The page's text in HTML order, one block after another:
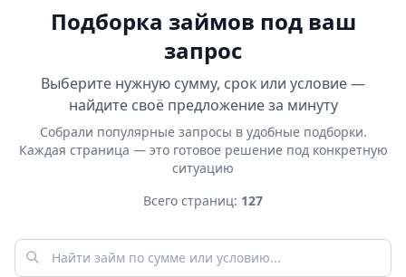
Подборка займов под ваш
запрос
Выберите нужную сумму, срок или условие —
найдите своё предложение за минуту
Собрали популярные запросы в удобные подборки.
Каждая страница — это готовое решение под конкретную
ситуацию
Всего страниц: 127